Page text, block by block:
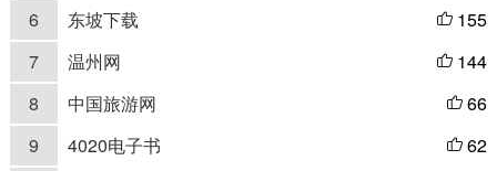
6
东坡下载  155
7
温州网  144
8
中国旅游网  66
9
4020电子书  62